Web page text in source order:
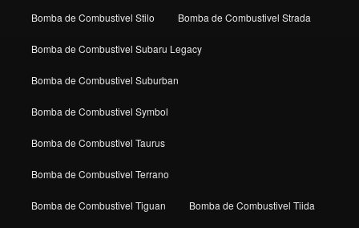
Bomba de Combustivel Stilo Bomba de Combustivel Strada
Bomba de Combustivel Subaru Legacy
Bomba de Combustivel Suburban
Bomba de Combustivel Symbol
Bomba de Combustivel Taurus
Bomba de Combustivel Terrano
Bomba de Combustivel Tiguan Bomba de Combustivel Tiida